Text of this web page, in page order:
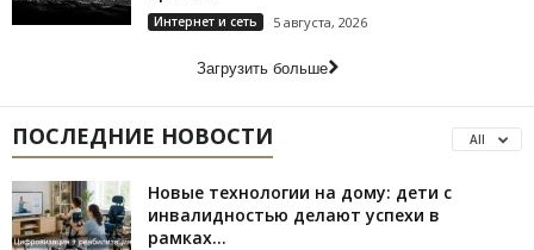
Интернет и сеть 5 августа, 2026
Загрузить больше
ПОСЛЕДНИЕ НОВОСТИ All
Новые технологии на дому: дети с
инвалидностью делают успехи в
рамках...